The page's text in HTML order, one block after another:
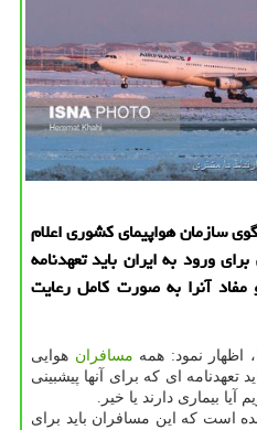
سازمان هواپیمای كشوری اعلام
ورود به ایران باید تعهدنامه
آنرا به صورت كامل رعایت
اظهار نمود: همه مسافران هوایی
تعهدنامه ای که برای آنها پیشبینی
بیماری دارند یا خیر.
است که این مسافران باید برای